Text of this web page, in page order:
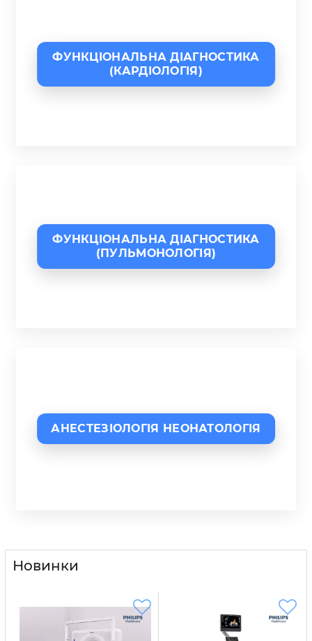
ФУНКЦІОНАЛЬНА ДІАГНОСТИКА
(КАРДІОЛОГІЯ)
ФУНКЦІОНАЛЬНА ДІАГНОСТИКА
(ПУЛЬМОНОЛОГІЯ)
АНЕСТЕЗІОЛОГІЯ НЕОНАТОЛОГІЯ
Новинки